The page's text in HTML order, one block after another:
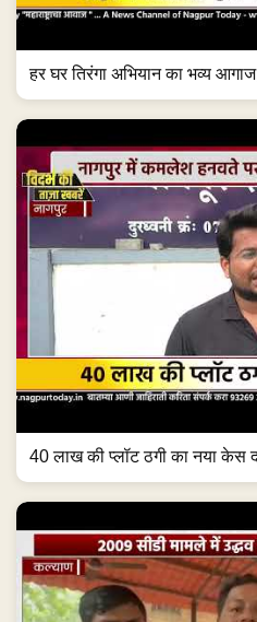
हर घर तिरंगा अभियान का भव्य
40 लाख की प्लॉट ठगी का नया केस